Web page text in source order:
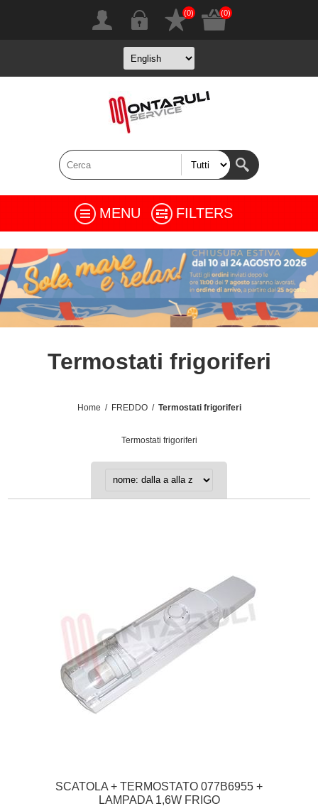
(0) (0)
MENU FILTERS
Termostati frigoriferi
Home / FREDDO / Termostati frigoriferi
Termostati frigoriferi
SCATOLA + TERMOSTATO 077B6955 +
LAMPADA 1,6W FRIGO